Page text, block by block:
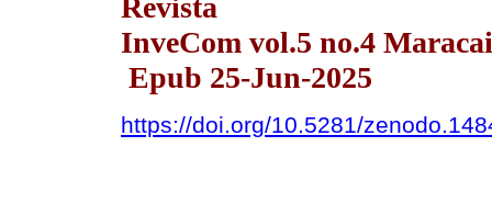
Revista
InveCom vol.5 no.4
Epub 25-Jun-2025
https://doi.org/10.5281/